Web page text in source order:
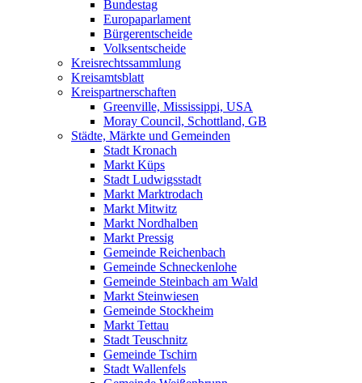
Bundestag
Europaparlament
Bürgerentscheide
Volksentscheide
Kreisrechtssammlung
Kreisamtsblatt
Kreispartnerschaften
Greenville, Mississippi, USA
Moray Council, Schottland, GB
Städte, Märkte und Gemeinden
Stadt Kronach
Markt Küps
Stadt Ludwigsstadt
Markt Marktrodach
Markt Mitwitz
Markt Nordhalben
Markt Pressig
Gemeinde Reichenbach
Gemeinde Schneckenlohe
Gemeinde Steinbach am Wald
Markt Steinwiesen
Gemeinde Stockheim
Markt Tettau
Stadt Teuschnitz
Gemeinde Tschirn
Stadt Wallenfels